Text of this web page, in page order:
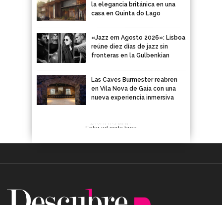
la elegancia británica en una
casa en Quinta do Lago
«Jazz em Agosto 2026»: Lisboa
reúne diez días de jazz sin
fronteras en la Gulbenkian
Las Caves Burmester reabren
en Vila Nova de Gaia con una
nueva experiencia inmersiva
ADVERTISEMENT
Enter ad code here